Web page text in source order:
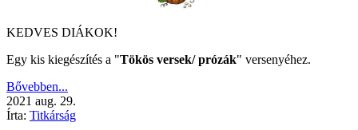
KEDVES DIÁKOK!
Egy kis kiegészítés a "Tökös versek/ prózák" versenyéhez.
Bővebben...
2021 aug. 29.
Írta: Titkárság